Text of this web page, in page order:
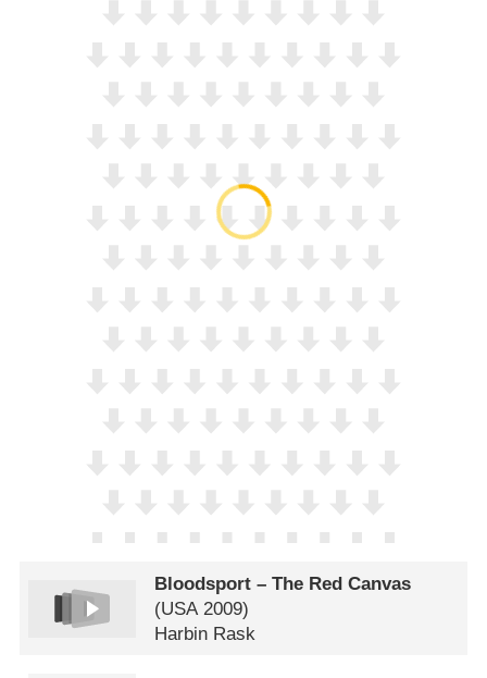
Bloodsport – The Red Canvas
(USA2009)
Harbin Rask